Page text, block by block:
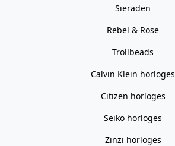
Sieraden
Rebel & Rose
Trollbeads
Calvin Klein horloges
Citizen horloges
Seiko horloges
Zinzi horloges